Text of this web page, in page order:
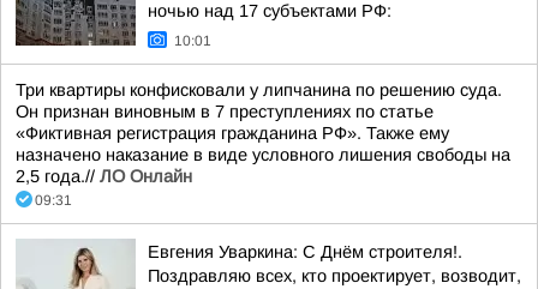
ночью над 17 субъектами РФ:
10:01
Три квартиры конфисковали у липчанина по решению суда.
Он признан виновным в 7 преступлениях по статье
«Фиктивная регистрация гражданина РФ». Также ему
назначено наказание в виде условного лишения свободы на
2,5 года.// ЛО Онлайн
09:31
Евгения Уваркина: С Днём строителя!.
Поздравляю всех, кто проектирует, возводит,